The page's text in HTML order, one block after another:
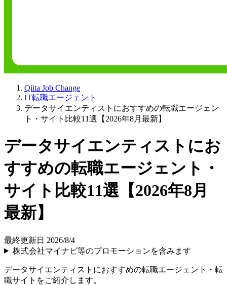
Qiita Job Change
IT転職エージェント
データサイエンティストにおすすめの転職エージェン
ト・サイト比較11選【2026年8月最新】
データサイエンティストにお
すすめの転職エージェント・
サイト比較11選【2026年8月
最新】
最終更新日 2026/8/4
株式会社マイナビ等のプロモーションを含みます
データサイエンティストにおすすめの転職エージェント・転
職サイトをご紹介します。